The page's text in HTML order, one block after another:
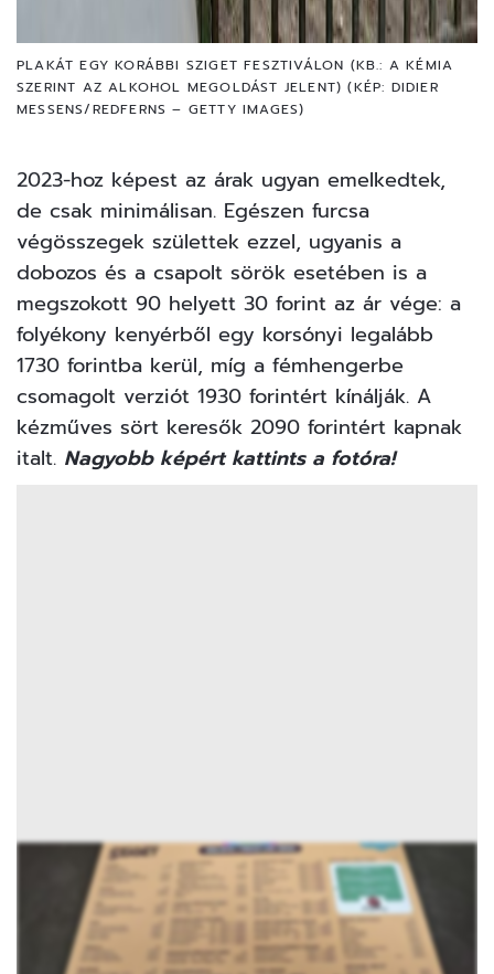
PLAKÁT EGY KORÁBBI SZIGET FESZTIVÁLON (KB.: A KÉMIA
SZERINT AZ ALKOHOL MEGOLDÁST JELENT) (KÉP: DIDIER
MESSENS/REDFERNS – GETTY IMAGES)
2023-hoz képest az árak ugyan emelkedtek,
de csak minimálisan. Egészen furcsa
végösszegek születtek ezzel, ugyanis a
dobozos és a csapolt sörök esetében is a
megszokott 90 helyett 30 forint az ár vége: a
folyékony kenyérből egy korsónyi legalább
1730 forintba kerül, míg a fémhengerbe
csomagolt verziót 1930 forintért kínálják. A
kézműves sört keresők 2090 forintért kapnak
italt. Nagyobb képért kattints a fotóra!